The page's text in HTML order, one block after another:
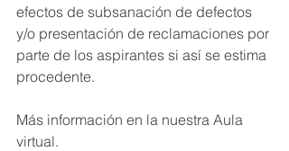
efectos de subsanación de defectos
y/o presentación de reclamaciones por
parte de los aspirantes si así se estima
procedente.
Más información en la nuestra Aula
virtual.